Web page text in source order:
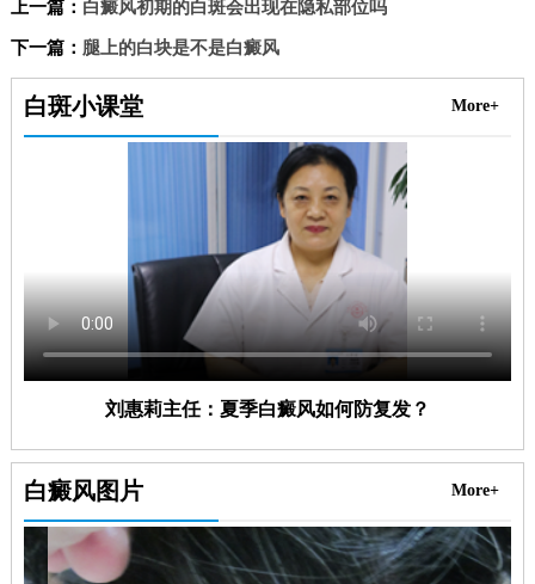
上一篇： 白癜风初期的白斑会出现在隐私部位吗
下一篇： 腿上的白块是不是白癜风
白斑小课堂 More+
刘惠莉主任：夏季白癜风如何防复发？
白癜风图片 More+